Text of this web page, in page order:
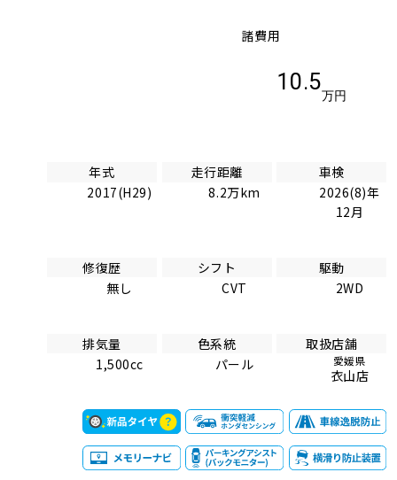
諸費用
10.5
万円
年式
2017(H29)
走行距離
8.2万km
車検
2026(8)年
12月
修復歴
無し
シフト
CVT
駆動
2WD
排気量
1,500cc
色系統
パール
取扱店舗
愛媛県
衣山店